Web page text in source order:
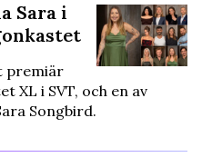
Sara i
premiär
XL i SVT, och en av
Songbird.